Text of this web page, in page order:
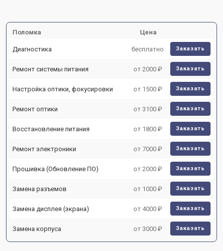
Поломка Цена
Диагностика бесплатно Заказать
Ремонт системы питания от 2000 ₽ Заказать
Настройка оптики, фокусировки от 1500 ₽ Заказать
Ремонт оптики от 3100 ₽ Заказать
Восстановление питания от 1800 ₽ Заказать
Ремонт электроники от 7000 ₽ Заказать
Прошивка (Обновление ПО) от 2000 ₽ Заказать
Замена разъемов от 1000 ₽ Заказать
Замена дисплея (экрана) от 4000 ₽ Заказать
Замена корпуса от 3000 ₽ Заказать